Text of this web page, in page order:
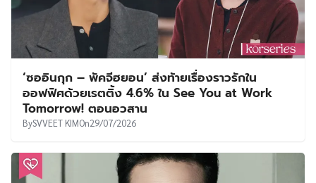
‘ซออินกุก – พัคจีฮยอน’ ส่งท้ายเรื่องราวรักใน
ออฟฟิศด้วยเรตติ้ง 4.6% ใน See You at Work
Tomorrow! ตอนอวสาน
BySVVEET KIMOn29/07/2026